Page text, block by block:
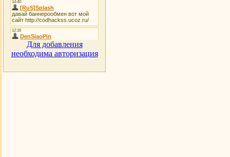
Для добавления
необходима авторизация